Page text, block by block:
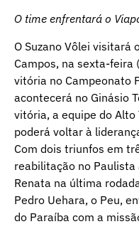
O time enfrentará o
O Suzano Vôlei visitará
Campos, na sexta-feira
vitória no Campeonato
acontecerá no Ginásio
vitória, a equipe do
poderá voltar à
Com dois triunfos em
reabilitação no Paulista
Renata na última
Pedro Uehara, o Peu,
do Paraíba com a